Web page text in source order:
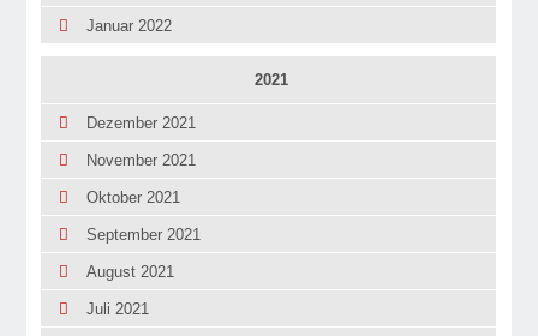
Januar 2022
2021
Dezember 2021
November 2021
Oktober 2021
September 2021
August 2021
Juli 2021